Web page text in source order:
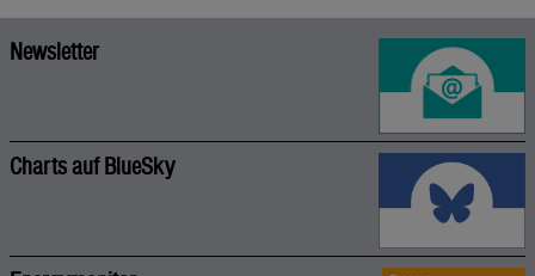
Newsletter
Charts auf BlueSky